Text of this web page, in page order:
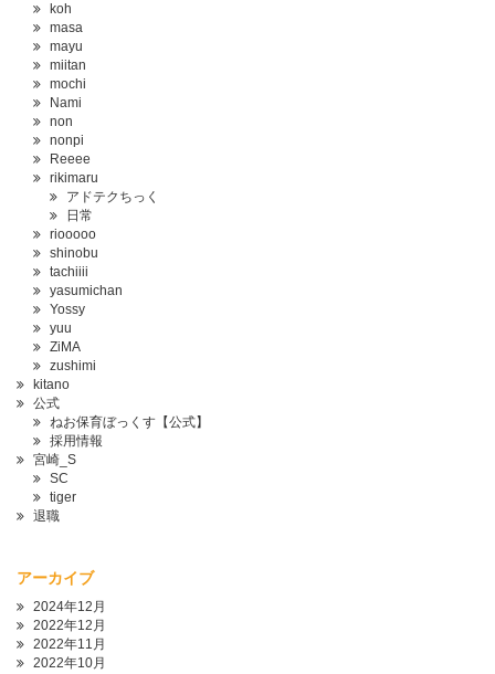
koh
masa
mayu
miitan
mochi
Nami
non
nonpi
Reeee
rikimaru
アドテクちっく
日常
riooooo
shinobu
tachiiii
yasumichan
Yossy
yuu
ZiMA
zushimi
kitano
公式
ねお保育ぼっくす【公式】
採用情報
宮崎_S
SC
tiger
退職
アーカイブ
2024年12月
2022年12月
2022年11月
2022年10月